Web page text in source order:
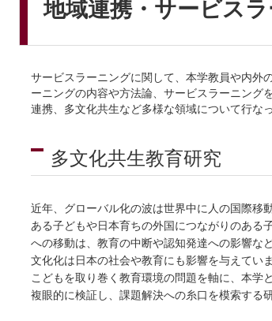
地域連携・サービス
サービスラーニングに関して、本学教員や内外
ーニングの内容や方法論、サービスラーニング
連携、多文化共生など多様な領域について行な
多文化共生教育研究
近年、グローバル化の波は世界中に人の国際移
ある子どもや日本育ちの外国につながりのある
への移動は、教育の中断や認知発達への影響な
文化化は日本の社会や教育にも影響を与えてい
こどもを取り巻く教育環境の問題を軸に、本学
複眼的に検証し、課題解決への糸口を模索する研